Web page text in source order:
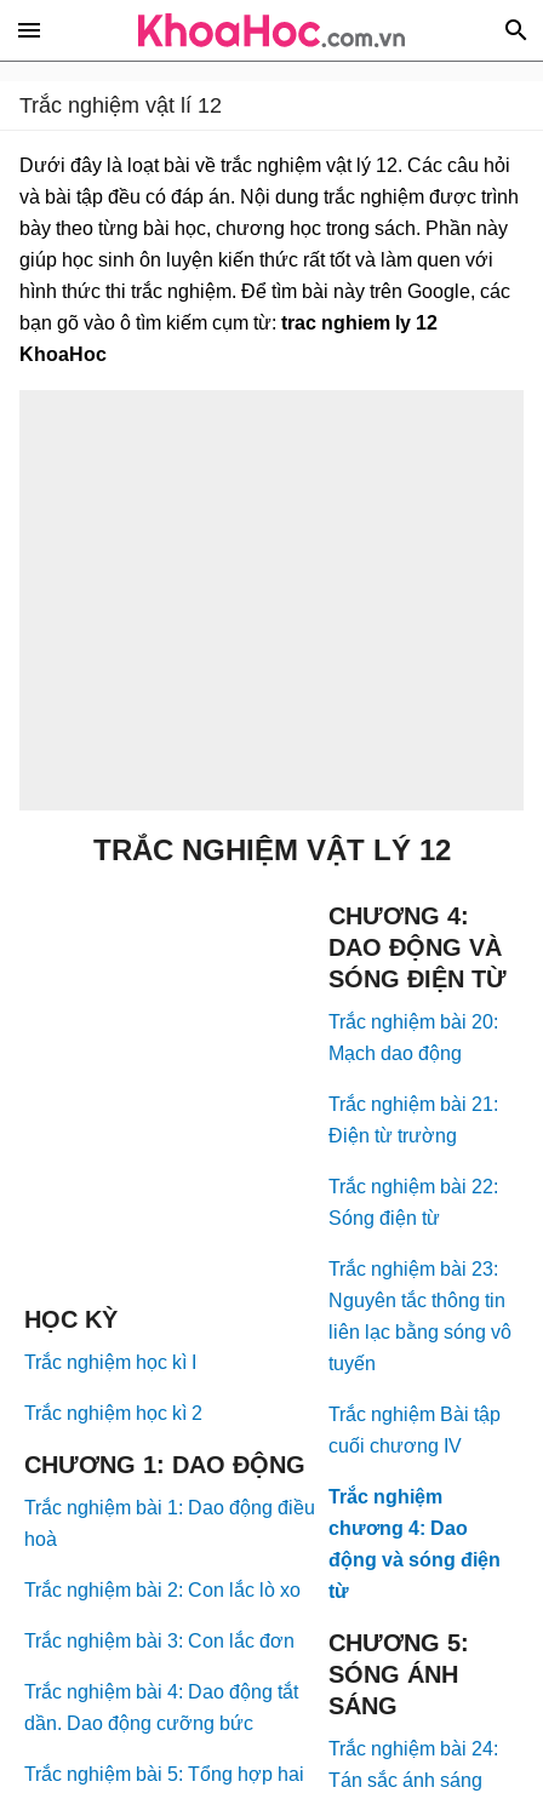
Trắc nghiệm vật lí 12
Dưới đây là loạt bài về trắc nghiệm vật lý 12. Các câu hỏi
và bài tập đều có đáp án. Nội dung trắc nghiệm được trình
bày theo từng bài học, chương học trong sách. Phần này
giúp học sinh ôn luyện kiến thức rất tốt và làm quen với
hình thức thi trắc nghiệm. Để tìm bài này trên Google, các
bạn gõ vào ô tìm kiếm cụm từ: trac nghiem ly 12
KhoaHoc
TRẮC NGHIỆM VẬT LÝ 12
HỌC KỲ
Trắc nghiệm học kì I
Trắc nghiệm học kì 2
CHƯƠNG 1: DAO ĐỘNG
Trắc nghiệm bài 1: Dao động điều
hoà
Trắc nghiệm bài 2: Con lắc lò xo
Trắc nghiệm bài 3: Con lắc đơn
Trắc nghiệm bài 4: Dao động tắt
dần. Dao động cưỡng bức
Trắc nghiệm bài 5: Tổng hợp hai
CHƯƠNG 4:
DAO ĐỘNG VÀ
SÓNG ĐIỆN TỪ
Trắc nghiệm bài 20:
Mạch dao động
Trắc nghiệm bài 21:
Điện từ trường
Trắc nghiệm bài 22:
Sóng điện từ
Trắc nghiệm bài 23:
Nguyên tắc thông tin
liên lạc bằng sóng vô
tuyến
Trắc nghiệm Bài tập
cuối chương IV
Trắc nghiệm
chương 4: Dao
động và sóng điện
từ
CHƯƠNG 5:
SÓNG ÁNH
SÁNG
Trắc nghiệm bài 24:
Tán sắc ánh sáng